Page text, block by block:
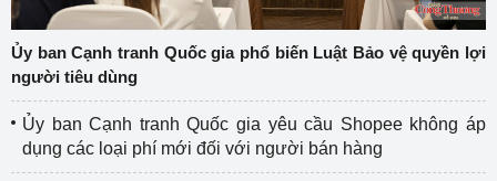
Ủy ban Cạnh tranh Quốc gia phổ biến Luật Bảo vệ quyền lợi
người tiêu dùng
Ủy ban Cạnh tranh Quốc gia yêu cầu Shopee không áp
dụng các loại phí mới đối với người bán hàng